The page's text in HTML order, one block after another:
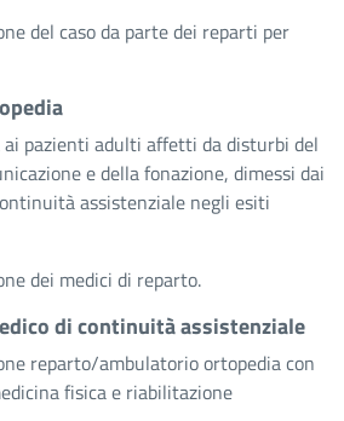
del caso da parte dei reparti per
ai pazienti adulti affetti da disturbi del
e della fonazione, dimessi dai
assistenziale negli esiti
dei medici di reparto.
di continuità assistenziale
reparto/ambulatorio ortopedia con
fisica e riabilitazione